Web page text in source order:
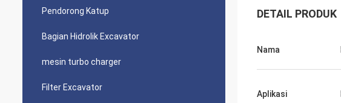
Pendorong Katup
Bagian Hidrolik Excavator
mesin turbo charger
Filter Excavator
DETAIL PRODUK
Nama
Aplikasi